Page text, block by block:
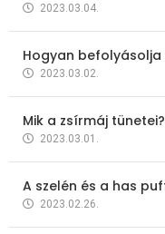
2023.03.04.
Hogyan
2023.03.02.
Mik a zsírmáj tünetei?
2023.03.01.
A szelén és a has
2023.02.26.